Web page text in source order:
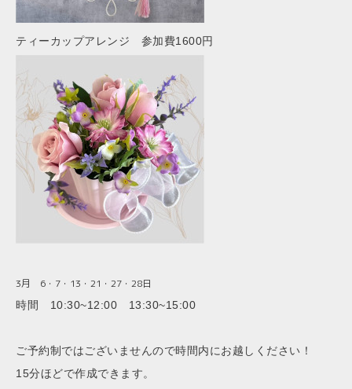
ティーカップアレンジ 参加費1600円
3月 6・7・13・21・27・28日
時間 10:30~12:00 13:30~15:00
ご予約制ではございませんので時間内にお越しください！
15分ほどで作成できます。